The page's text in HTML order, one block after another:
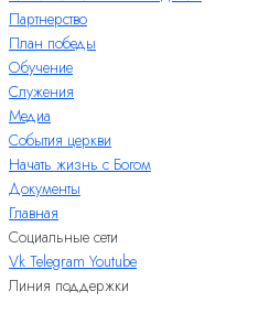
Партнерство
План победы
Обучение
Служения
Медиа
События церкви
Начать жизнь с Богом
Документы
Главная
Социальные сети
Vk Telegram Youtube
Линия поддержки